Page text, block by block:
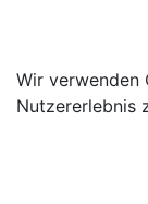
Skull
5.6mm/
Wir verwenden
Nutzererlebnis